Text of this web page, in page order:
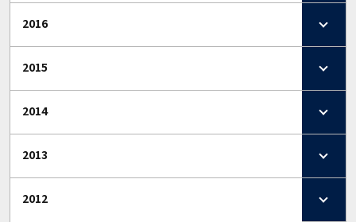
2016
2015
2014
2013
2012